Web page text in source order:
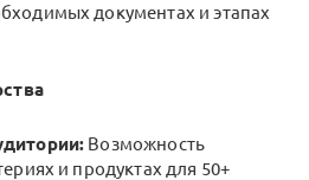
документах и этапах
Возможность
и продуктах для 50+